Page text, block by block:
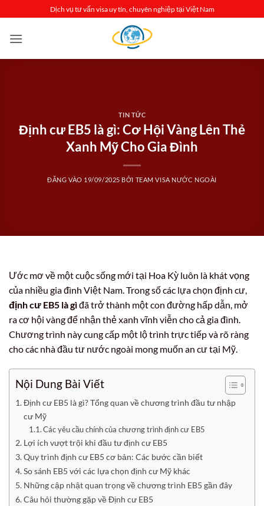
qua
nội
Dịch vụ tư vấn visa uy tín, chuyên nghiệp tại Việt Nam
TIN TỨC
Định cư EB5 là gì: Cơ Hội Vàng Lên Thẻ
Xanh Mỹ Cho Gia Đình
ĐĂNG VÀO 19/09/2025 BỞI TEAM VISA NƯỚC NGOÀI
Ước mơ về một cuộc sống mới tại Hoa Kỳ luôn là khát vọng
của nhiều gia đình Việt Nam. Trong số các lựa chọn định cư,
định cư EB5 là gìđã trở thành một con đường hấp dẫn, mở
ra cơ hội vàng để nhận thẻ xanh vĩnh viễn cho cả gia đình.
Chương trình này cung cấp một lộ trình trực tiếp và rõ ràng
cho các nhà đầu tư nước ngoài mong muốn an cư tại Mỹ.
Nội Dung Bài Viết
Định cư EB5 là gì? Tổng quan về chương trình đầu tư nhập
cư Mỹ
Các yêu cầu chính của chương trình định cư EB5
Lợi ích vượt trội khi đầu tư định cư EB5
Quy trình định cư EB5 cơ bản: Các bước cần biết
So sánh EB5 với các lựa chọn định cư Mỹ khác
Những cập nhật quan trọng về chương trình EB5 gần đây
Câu hỏi thường gặp về Định cư EB5